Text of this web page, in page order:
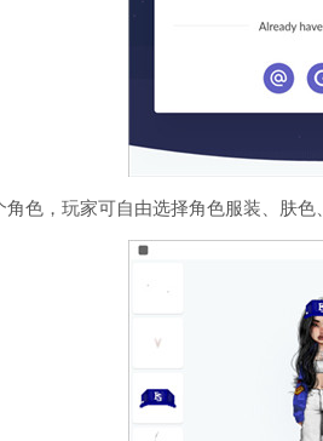
角色，玩家可自由选择角色服装、肤色